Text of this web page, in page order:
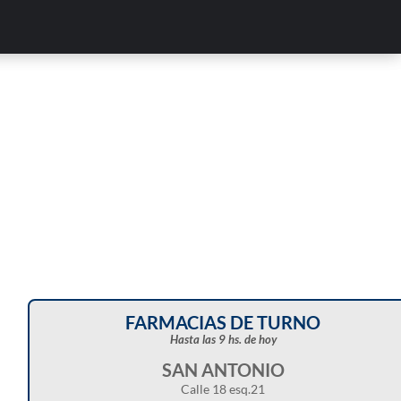
FARMACIAS DE TURNO
Hasta las 9 hs. de hoy
SAN ANTONIO
Calle 18 esq.21